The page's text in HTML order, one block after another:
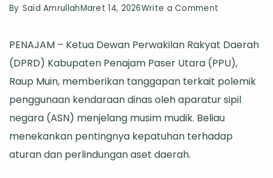
By Said AmrullahMaret 14, 2026Write a Comment
DPRD
PPU
Raup
Muin
Ingatkan
Aturan
PENAJAM – Ketua Dewan Perwakilan Rakyat Daerah
(DPRD) Kabupaten Penajam Paser Utara (PPU),
Raup Muin, memberikan tanggapan terkait polemik
penggunaan kendaraan dinas oleh aparatur sipil
negara (ASN) menjelang musim mudik. Beliau
menekankan pentingnya kepatuhan terhadap
aturan dan perlindungan aset daerah.